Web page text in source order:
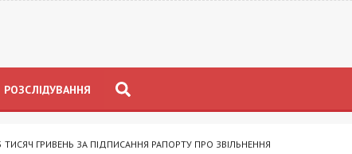
РОЗСЛІДУВАННЯ
ГРИВЕНЬ ЗА ПІДПИСАННЯ РАПОРТУ ПРО ЗВІЛЬНЕННЯ